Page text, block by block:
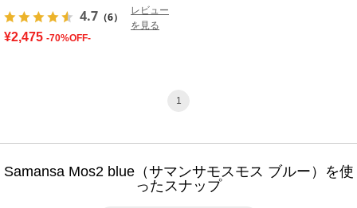
4.7 （6）
レビュー
を見る
¥2,475 -70%OFF-
1
Samansa Mos2 blue（サマンサモスモス ブルー）を使
ったスナップ